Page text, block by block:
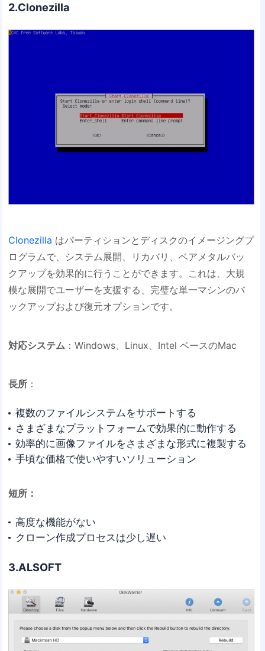
2.Clonezilla
Clonezilla はパーティションとディスクのイメージングプ
ログラムで、システム展開、リカバリ、ベアメタルバッ
クアップを効果的に行うことができます。これは、大規
模な展開でユーザーを支援する、完璧な単一マシンのバ
ックアップおよび復元オプションです。
対応システム ：Windows、Linux、Intel ベースのMac
長所 ：
複数のファイルシステムをサポートする
さまざまなプラットフォームで効果的に動作する
効率的に画像ファイルをさまざまな形式に複製する
手頃な価格で使いやすいソリューション
短所：
高度な機能がない
クローン作成プロセスは少し遅い
3.ALSOFT